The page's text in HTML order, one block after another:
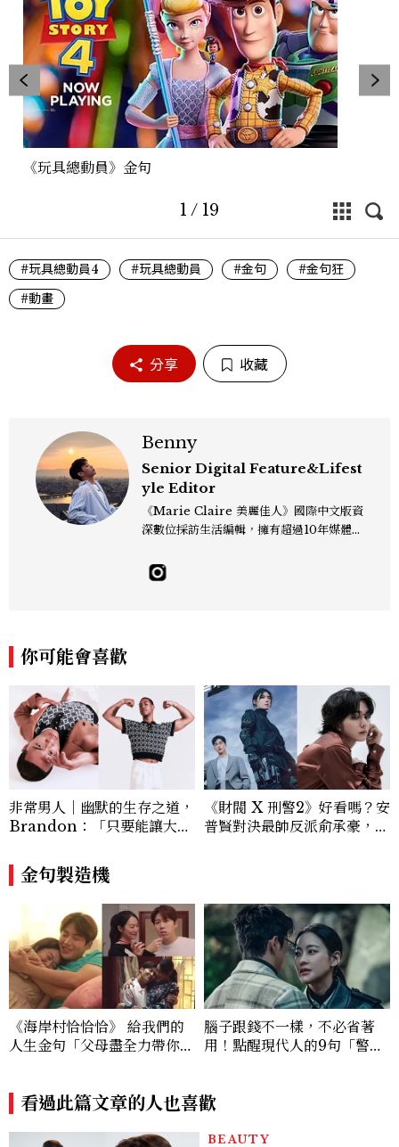
《玩具總動員》金句
1 / 19
#玩具總動員4 #玩具總動員 #金句
#金句狂
#動畫
分享 收藏
Benny
Senior Digital Feature&Lifest
yle Editor
《Marie Claire 美麗佳人》國際中文版資
深數位採訪生活編輯，擁有超過10年媒體與
飯店、奢華旅宿、旅遊景點、航空等領域，
另涉獵3C家電、居家生活範疇，具備實測
pella、Mandarin Oriental、JOAL
I、Raffles、Banyan Tree、IHG、Ma
rriott等頂級飯店集團。 策劃並執行超過7
0篇深度專題「MC開房間」、260 篇以上
「玩咖懶人包」盤點類文章，致力用專業視
角提供讀者最新話題、兼具風格與實用的高
品質生活旅遊靈感內容。 Contact：ben
ny_yang@mctw.com.tw
你可能會喜歡
非常男人｜幽默的生存之道，
Brandon：「只要能讓大家
讓敵人成為朋友。」
《財閥 X 刑警2》好看嗎？安
普賢對決最帥反派俞承豪，鄭
金句製造機
《海岸村恰恰恰》 給我們的
人生金句「父母盡全力帶你到
腦子跟錢不一樣，不必省著
用！點醒現代人的9句「警世
看過此篇文章的人也喜歡
BEAUTY